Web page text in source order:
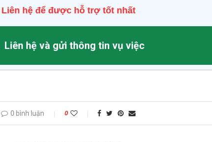
Liên hệ để được hỗ trợ tốt nhất
Liên hệ và gửi thông tin vụ việc
0 bình luận 0